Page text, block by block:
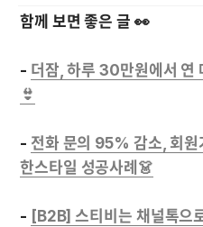
함께 보면 좋은 글 👀
- 더잠, 하루 30만원에서 연
- 전화 문의 95% 감소, 회
- [B2B] 스티비는 채널톡으